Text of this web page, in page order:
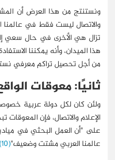
ونستنتج من هذا العرض أن
والاتصال ليست فقط في عالمنا
تزال هي الأخرى في حال سعي
هذا الميدان، وأنه يمكننا
من أجل تحصيل تراكم معرفي
ثانيًا: معوقات
ولئن كان لكل دولة عربية
الإعلام والاتصال، فإن
على "أن العمل البحثي في
عالمنا العربي مشتت وضعيف"(10)